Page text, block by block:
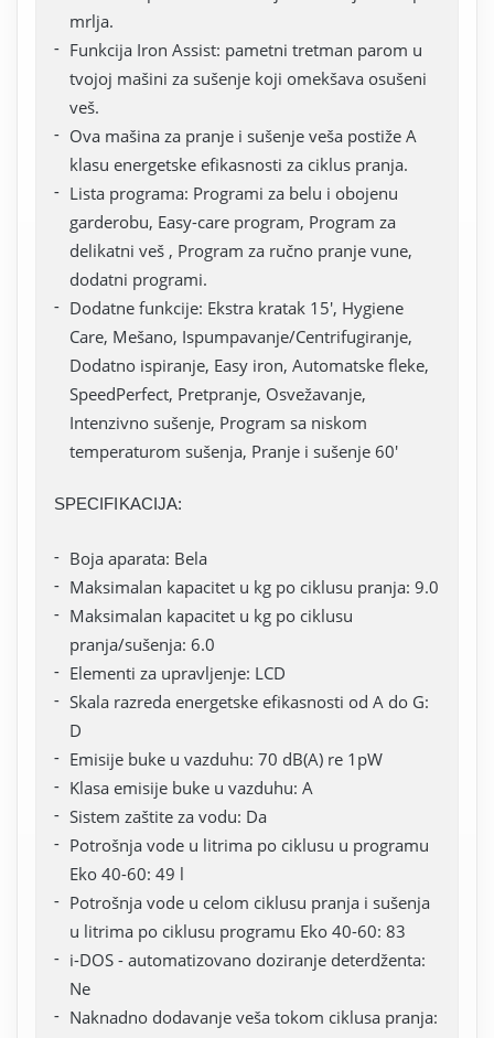
mrlja.
Funkcija Iron Assist: pametni tretman parom u
tvojoj mašini za sušenje koji omekšava osušeni
veš.
Ova mašina za pranje i sušenje veša postiže A
klasu energetske efikasnosti za ciklus pranja.
Lista programa: Programi za belu i obojenu
garderobu, Easy-care program, Program za
delikatni veš , Program za ručno pranje vune,
dodatni programi.
Dodatne funkcije: Ekstra kratak 15', Hygiene
Care, Mešano, Ispumpavanje/Centrifugiranje,
Dodatno ispiranje, Easy iron, Automatske fleke,
SpeedPerfect, Pretpranje, Osvežavanje,
Intenzivno sušenje, Program sa niskom
temperaturom sušenja, Pranje i sušenje 60'
SPECIFIKACIJA:
Boja aparata: Bela
Maksimalan kapacitet u kg po ciklusu pranja: 9.0
Maksimalan kapacitet u kg po ciklusu
pranja/sušenja: 6.0
Elementi za upravljenje: LCD
Skala razreda energetske efikasnosti od A do G:
D
Emisije buke u vazduhu: 70 dB(A) re 1pW
Klasa emisije buke u vazduhu: A
Sistem zaštite za vodu: Da
Potrošnja vode u litrima po ciklusu u programu
Eko 40-60: 49 l
Potrošnja vode u celom ciklusu pranja i sušenja
u litrima po ciklusu programu Eko 40-60: 83
i-DOS - automatizovano doziranje deterdženta:
Ne
Naknadno dodavanje veša tokom ciklusa pranja: